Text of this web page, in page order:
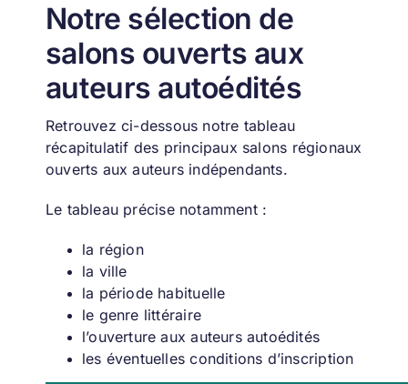
Notre sélection de
salons ouverts aux
auteurs autoédités
Retrouvez ci-dessous notre tableau
récapitulatif des principaux salons régionaux
ouverts aux auteurs indépendants.
Le tableau précise notamment :
la région
la ville
la période habituelle
le genre littéraire
l’ouverture aux auteurs autoédités
les éventuelles conditions d’inscription